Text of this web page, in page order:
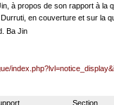
à propos de son rapport à la
en couverture et sur la
Ba Jin
Section